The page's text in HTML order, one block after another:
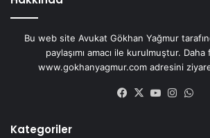
Bu web site Avukat Gökhan Yağmur
paylaşımı amacı ile kurulmuştur.
www.gokhanyagmur.com adresini
Facebook
X YouTube
Kategoriler